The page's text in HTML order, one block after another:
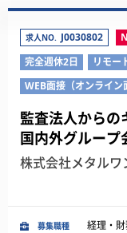
求人NO. J0030802
完全週休2日
リモー
WEB面接（オンライン
監査法人からの
国内外グループ
株式会社メタルワ
募集職種 経理・財